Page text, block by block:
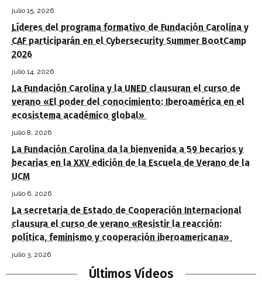
julio 15, 2026
Líderes del programa formativo de Fundación Carolina y
CAF participarán en el Cybersecurity Summer BootCamp
2026
julio 14, 2026
La Fundación Carolina y la UNED clausuran el curso de
verano «El poder del conocimiento: Iberoamérica en el
ecosistema académico global»
julio 8, 2026
La Fundación Carolina da la bienvenida a 59 becarios y
becarias en la XXV edición de la Escuela de Verano de la
UCM
julio 6, 2026
La secretaria de Estado de Cooperación Internacional
clausura el curso de verano «Resistir la reacción:
política, feminismo y cooperación iberoamericana»
julio 3, 2026
Últimos Vídeos